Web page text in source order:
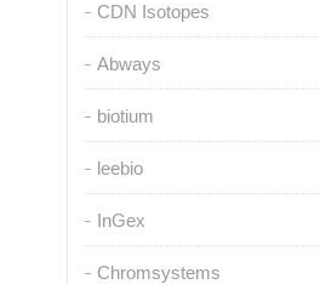
CDN Isotopes
Abways
biotium
leebio
InGex
Chromsystems